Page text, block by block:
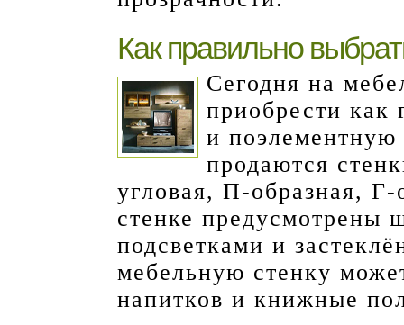
Как правильно
Сегодня на
приобрести как
и
продаются
угловая, П-образная,
стенке предусмотрены
подсветками и
мебельную стенку
напитков и книжные